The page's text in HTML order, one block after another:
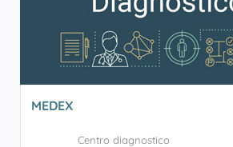
MEDEX
Centro diagnostico